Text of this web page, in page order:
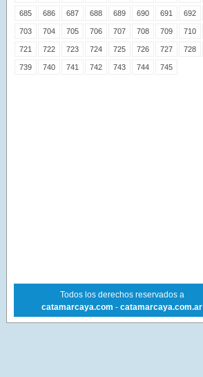
685 686 687 688 689 690 691 692
703 704 705 706 707 708 709 710
721 722 723 724 725 726 727 728
739 740 741 742 743 744 745
Todos los derechos reservados a
catamarcaya.com - catamarcaya.com.ar